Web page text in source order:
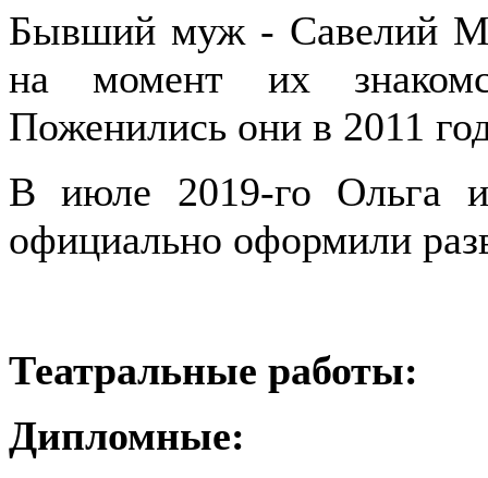
Бывший муж - Савелий
на момент их
Поженились они в 2011
В июле 2019-го Ольга и
официально оформили
Театральные работы:
Дипломные: